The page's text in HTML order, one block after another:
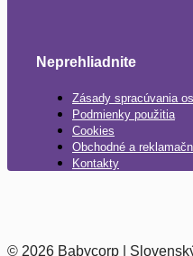
Neprehliadnite
Zásady spracúvania
Podmienky použitia
Cookies
Obchodné a
Kontakty
© 2026 Babycorp |